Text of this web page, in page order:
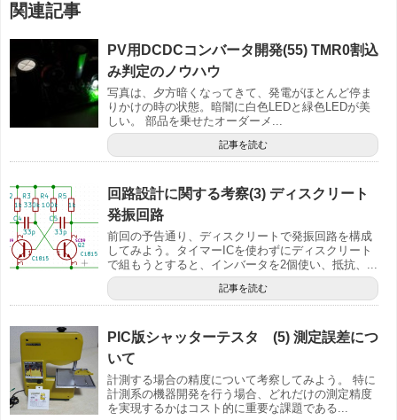
関連記事
PV用DCDCコンバータ開発(55) TMR0割込
み判定のノウハウ
写真は、夕方暗くなってきて、発電がほとんど停ま
りかけの時の状態。暗闇に白色LEDと緑色LEDが美
しい。 部品を乗せたオーダーメ...
記事を読む
回路設計に関する考察(3) ディスクリート
発振回路
前回の予告通り、ディスクリートで発振回路を構成
してみよう。タイマーICを使わずにディスクリート
で組もうとすると、インバータを2個使い、抵抗、...
記事を読む
PIC版シャッターテスタ (5) 測定誤差につ
いて
計測する場合の精度について考察してみよう。 特に
計測系の機器開発を行う場合、どれだけの測定精度
を実現するかはコスト的に重要な課題である...